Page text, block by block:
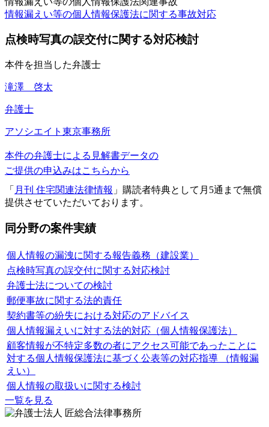
情報漏えい等の個人情報保護法に関する事故対応
点検時写真の誤交付に関する対応検討
本件を担当した弁護士
滝澤 啓太
弁護士
アソシエイト 東京事務所
本件の弁護士による見解書データの
ご提供の申込みはこちらから
「 月刊 住宅関連法律情報 」購読者特典として月5通まで無償
提供させていただいております。
同分野の案件実績
個人情報の漏洩に関する報告義務（建設業）
点検時写真の誤交付に関する対応検討
弁護士法についての検討
郵便事故に関する法的責任
契約書等の紛失における対応のアドバイス
個人情報漏えいに対する法的対応（個人情報保護法）
顧客情報が不特定多数の者にアクセス可能であったことに
対する個人情報保護法に基づく公表等の対応指導 （情報漏
えい）
個人情報の取扱いに関する検討
一覧を見る